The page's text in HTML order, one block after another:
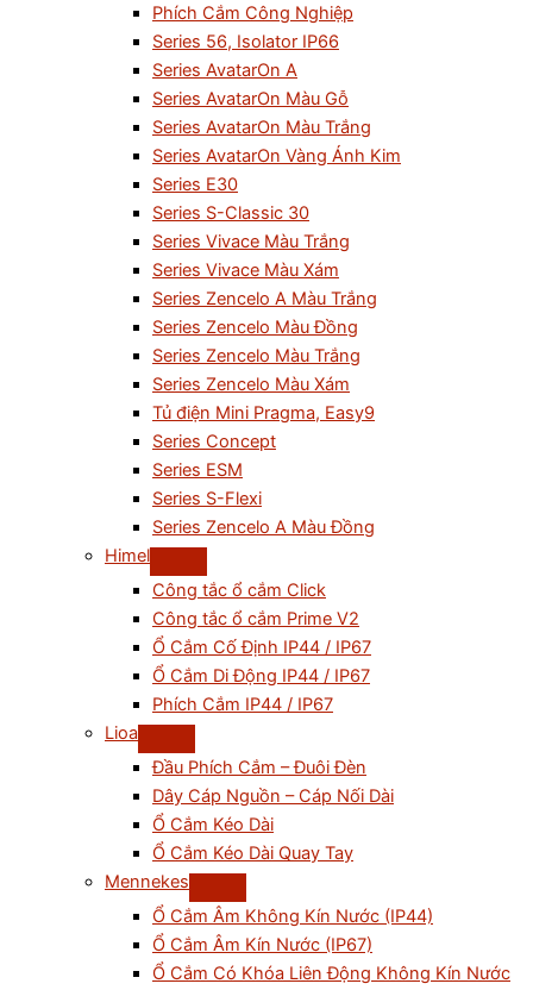
Phích Cắm Công Nghiệp
Series 56, Isolator IP66
Series AvatarOn A
Series AvatarOn Màu Gỗ
Series AvatarOn Màu Trắng
Series AvatarOn Vàng Ánh Kim
Series E30
Series S-Classic 30
Series Vivace Màu Trắng
Series Vivace Màu Xám
Series Zencelo A Màu Trắng
Series Zencelo Màu Đồng
Series Zencelo Màu Trắng
Series Zencelo Màu Xám
Tủ điện Mini Pragma, Easy9
Series Concept
Series ESM
Series S-Flexi
Series Zencelo A Màu Đồng
Himel
Công tắc ổ cắm Click
Công tắc ổ cắm Prime V2
Ổ Cắm Cố Định IP44 / IP67
Ổ Cắm Di Động IP44 / IP67
Phích Cắm IP44 / IP67
Lioa
Đầu Phích Cắm – Đuôi Đèn
Dây Cáp Nguồn – Cáp Nối Dài
Ổ Cắm Kéo Dài
Ổ Cắm Kéo Dài Quay Tay
Mennekes
Ổ Cắm Âm Không Kín Nước (IP44)
Ổ Cắm Âm Kín Nước (IP67)
Ổ Cắm Có Khóa Liên Động Không Kín Nước